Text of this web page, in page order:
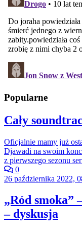
Popularne
Cały
Oficjalnie mamy już
Djawadi na swoim
z pierwszego sezonu
0
26 października 2022,
„Ród smoka”
– dyskusja